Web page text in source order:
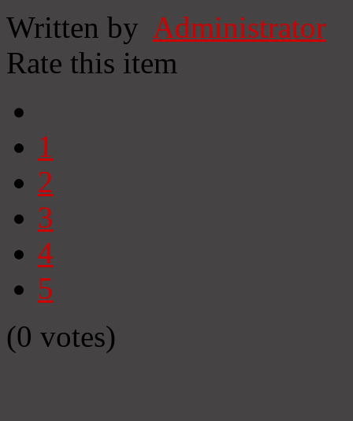
Written by Administrator
Rate this item
1
2
3
4
5
(0 votes)